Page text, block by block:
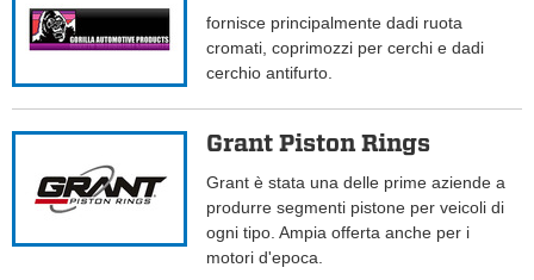
fornisce principalmente dadi ruota
cromati, coprimozzi per cerchi e dadi
cerchio antifurto.
Grant Piston Rings
Grant è stata una delle prime aziende a
produrre segmenti pistone per veicoli di
ogni tipo. Ampia offerta anche per i
motori d'epoca.